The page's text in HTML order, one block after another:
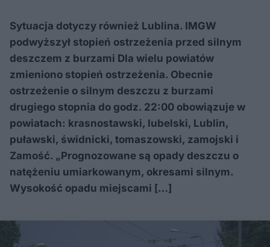
Sytuacja dotyczy również Lublina. IMGW
podwyższył stopień ostrzeżenia przed silnym
deszczem z burzami Dla wielu powiatów
zmieniono stopień ostrzeżenia. Obecnie
ostrzeżenie o silnym deszczu z burzami
drugiego stopnia do godz. 22:00 obowiązuje w
powiatach: krasnostawski, lubelski, Lublin,
puławski, świdnicki, tomaszowski, zamojski i
Zamość. „Prognozowane są opady deszczu o
natężeniu umiarkowanym, okresami silnym.
Wysokość opadu miejscami […]